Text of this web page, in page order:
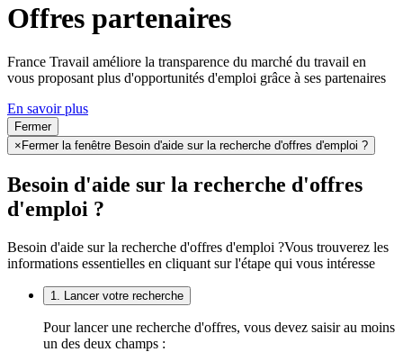
Offres partenaires
France Travail améliore la transparence du marché du travail en
vous proposant plus d'opportunités d'emploi grâce à ses partenaires
En savoir plus
Fermer
× Fermer la fenêtre Besoin d'aide sur la recherche d'offres d'emploi ?
Besoin d'aide sur la recherche d'offres
d'emploi ?
Besoin d'aide sur la recherche d'offres d'emploi ?Vous trouverez les
informations essentielles en cliquant sur l'étape qui vous intéresse
1. Lancer votre recherche
Pour lancer une recherche d'offres, vous devez saisir au moins
un des deux champs :